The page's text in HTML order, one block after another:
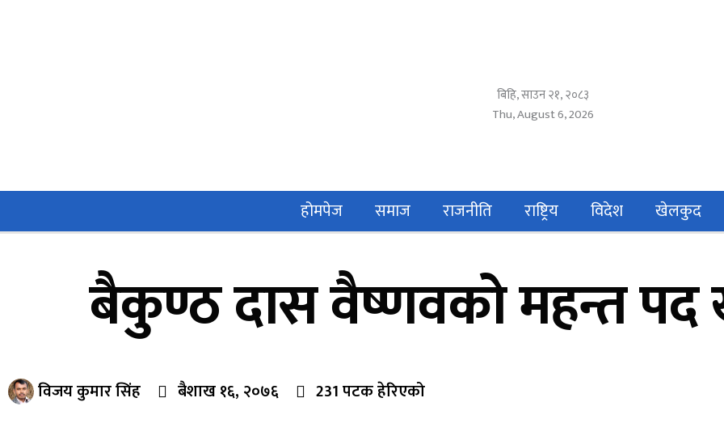
बिहि, साउन २१, २०८३
Thu, August 6, 2026
होमपेज समाज राजनीति राष्ट्रिय विदेश खेलकुद
बैकुण्ठ दास वैष्णवको महन्त पद
विजय कुमार सिंह बैशाख १६, २०७६ 231 पटक हेरिएको